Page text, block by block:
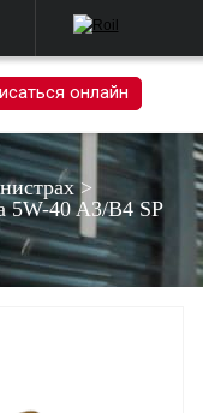
онлайн
>
5W-40 A3/B4 SP